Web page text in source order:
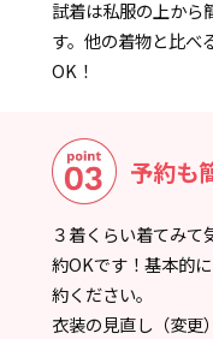
試着は私服の上から
す。他の着物と比べ
OK！
予約も
３着くらい着てみ
約OKです！基本的
約ください。
衣装の見直し（変更